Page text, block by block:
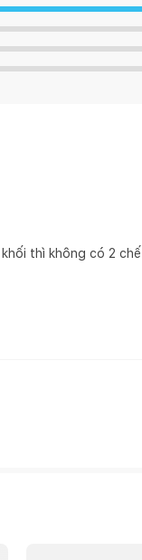
thì không có 2